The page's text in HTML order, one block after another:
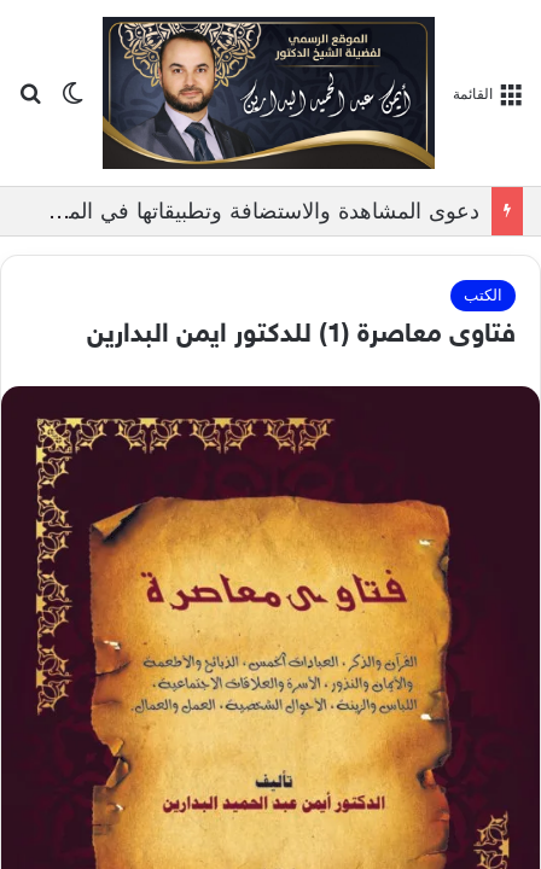
الوضع القائمة
دعوى المشاهدة والاستضافة وتطبيقاتها في المحاكم الشرعية الفلسطينية, بمناقشة الدكتور ايمن البدارين
الكتب
فتاوى معاصرة (1) للدكتور ايمن البدارين